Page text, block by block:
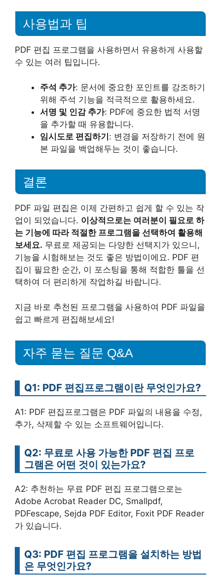
사용법과 팁
PDF 편집 프로그램을 사용하면서 유용하게 사용할
수 있는 여러 팁입니다.
주석 추가: 문서에 중요한 포인트를 강조하기
위해 주석 기능을 적극적으로 활용하세요.
서명 및 인감 추가: PDF에 중요한 법적 서명
을 추가할 때 유용합니다.
임시도로 편집하기: 변경을 저장하기 전에 원
본 파일을 백업해두는 것이 좋습니다.
결론
PDF 파일 편집은 이제 간편하고 쉽게 할 수 있는 작
업이 되었습니다. 이상적으로는 여러분이 필요로 하
는 기능에 따라 적절한 프로그램을 선택하여 활용해
보세요. 무료로 제공되는 다양한 선택지가 있으니,
기능을 시험해보는 것도 좋은 방법이에요. PDF 편
집이 필요한 순간, 이 포스팅을 통해 적합한 툴을 선
택하여 더 편리하게 작업하길 바랍니다.
지금 바로 추천된 프로그램을 사용하여 PDF 파일을
쉽고 빠르게 편집해보세요!
자주 묻는 질문 Q&A
Q1: PDF 편집프로그램이란 무엇인가요?
A1: PDF 편집프로그램은 PDF 파일의 내용을 수정,
추가, 삭제할 수 있는 소프트웨어입니다.
Q2: 무료로 사용 가능한 PDF 편집 프로
그램은 어떤 것이 있는가요?
A2: 추천하는 무료 PDF 편집 프로그램으로는
Adobe Acrobat Reader DC, Smallpdf,
PDFescape, Sejda PDF Editor, Foxit PDF Reader
가 있습니다.
Q3: PDF 편집 프로그램을 설치하는 방법
은 무엇인가요?